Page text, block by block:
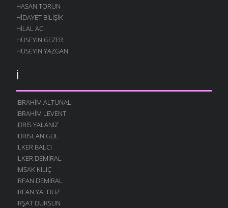
HASAN TORUN
HIDAYET BILIŞIK
HILAL ACI
HÜSEYIN GEZER
HÜSEYIN YAZGAN
İ
İBRAHIM ALTUNAL
İBRAHIM LEVENT
İDRIS YALANIZ
IDRISCAN GÜL
İLKER BALCI
İLKER DEMIRAL
İMSAK KILIÇ
İRFAN DEMIRAL
İRFAN YALDUZ
İRŞAT DURSUN